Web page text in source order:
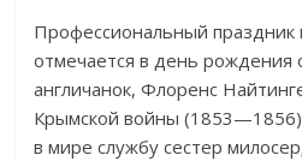
Профессиональный праздник
отмечается в день
англичанок, Флоренс
Крымской войны (1853—1856)
в мире службу сестер